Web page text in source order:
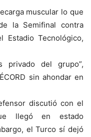
muscular lo que
la Semifinal contra
Estadio Tecnológico,
privado del grupo”,
sin ahondar en
discutió con el
llegó en estado
el Turco sí dejó